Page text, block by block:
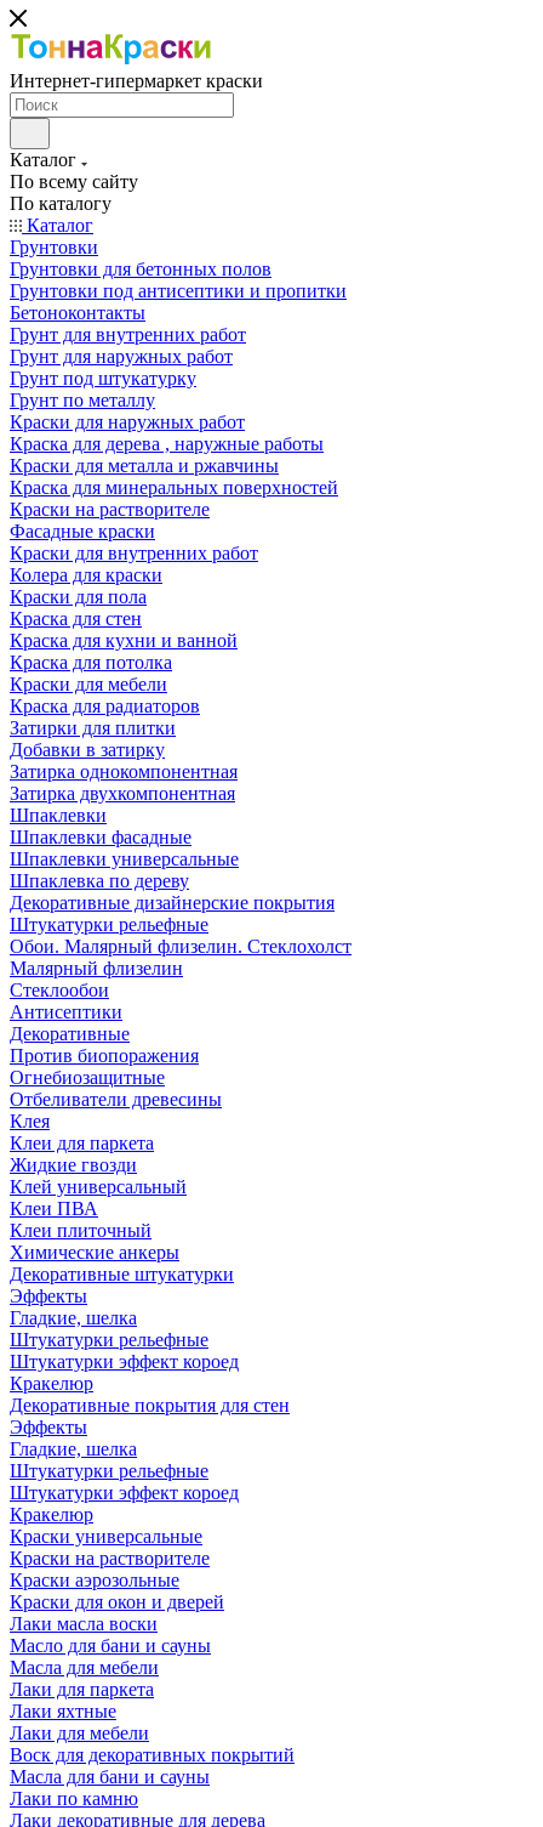
Интернет-гипермаркет краски
Каталог
По всему сайту
По каталогу
Каталог
Грунтовки
Грунтовки для бетонных полов
Грунтовки под антисептики и пропитки
Бетоноконтакты
Грунт для внутренних работ
Грунт для наружных работ
Грунт под штукатурку
Грунт по металлу
Краски для наружных работ
Краска для дерева , наружные работы
Краски для металла и ржавчины
Краска для минеральных поверхностей
Краски на растворителе
Фасадные краски
Краски для внутренних работ
Колера для краски
Краски для пола
Краска для стен
Краска для кухни и ванной
Краска для потолка
Краски для мебели
Краска для радиаторов
Затирки для плитки
Добавки в затирку
Затирка однокомпонентная
Затирка двухкомпонентная
Шпаклевки
Шпаклевки фасадные
Шпаклевки универсальные
Шпаклевка по дереву
Декоративные дизайнерские покрытия
Штукатурки рельефные
Обои. Малярный флизелин. Стеклохолст
Малярный флизелин
Стеклообои
Антисептики
Декоративные
Против биопоражения
Огнебиозащитные
Отбеливатели древесины
Клея
Клеи для паркета
Жидкие гвозди
Клей универсальный
Клеи ПВА
Клеи плиточный
Химические анкеры
Декоративные штукатурки
Эффекты
Гладкие, шелка
Штукатурки рельефные
Штукатурки эффект короед
Кракелюр
Декоративные покрытия для стен
Эффекты
Гладкие, шелка
Штукатурки рельефные
Штукатурки эффект короед
Кракелюр
Краски универсальные
Краски на растворителе
Краски аэрозольные
Краски для окон и дверей
Лаки масла воски
Масло для бани и сауны
Масла для мебели
Лаки для паркета
Лаки яхтные
Лаки для мебели
Воск для декоративных покрытий
Масла для бани и сауны
Лаки по камню
Лаки декоративные для дерева